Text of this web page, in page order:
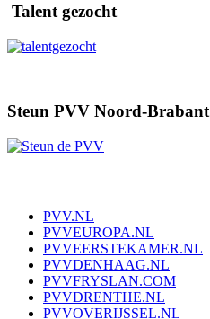
Talent gezocht
Steun PVV Noord-Brabant
PVV.NL
PVVEUROPA.NL
PVVEERSTEKAMER.NL
PVVDENHAAG.NL
PVVFRYSLAN.COM
PVVDRENTHE.NL
PVVOVERIJSSEL.NL